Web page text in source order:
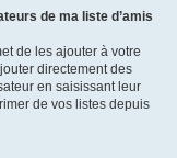
de ma liste d’amis
de les ajouter à votre
directement des
en saisissant leur
de vos listes depuis